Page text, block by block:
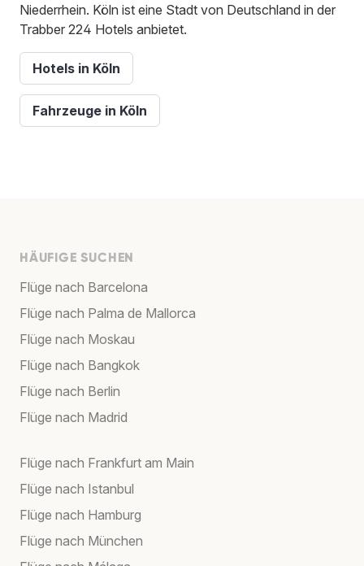
Niederrhein. Köln ist eine Stadt von Deutschland in der
Trabber 224 Hotels anbietet.
Hotels in Köln
Fahrzeuge in Köln
HÄUFIGE SUCHEN
Flüge nach Barcelona
Flüge nach Palma de Mallorca
Flüge nach Moskau
Flüge nach Bangkok
Flüge nach Berlin
Flüge nach Madrid
Flüge nach Frankfurt am Main
Flüge nach Istanbul
Flüge nach Hamburg
Flüge nach München